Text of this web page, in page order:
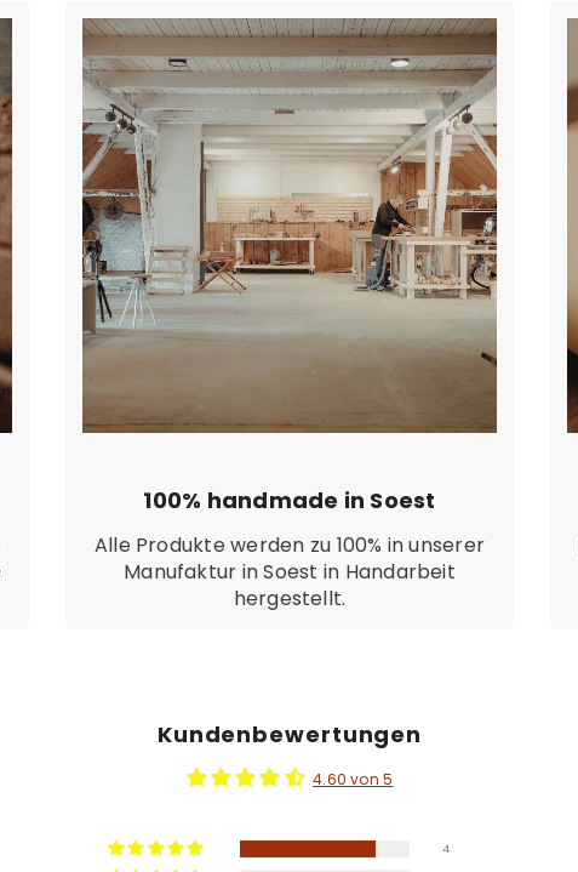
100% handmade in Soest
Alle Produkte werden zu 100% in unserer
Manufaktur in Soest in Handarbeit
hergestellt.
Kundenbewertungen
4.60 von 5
4